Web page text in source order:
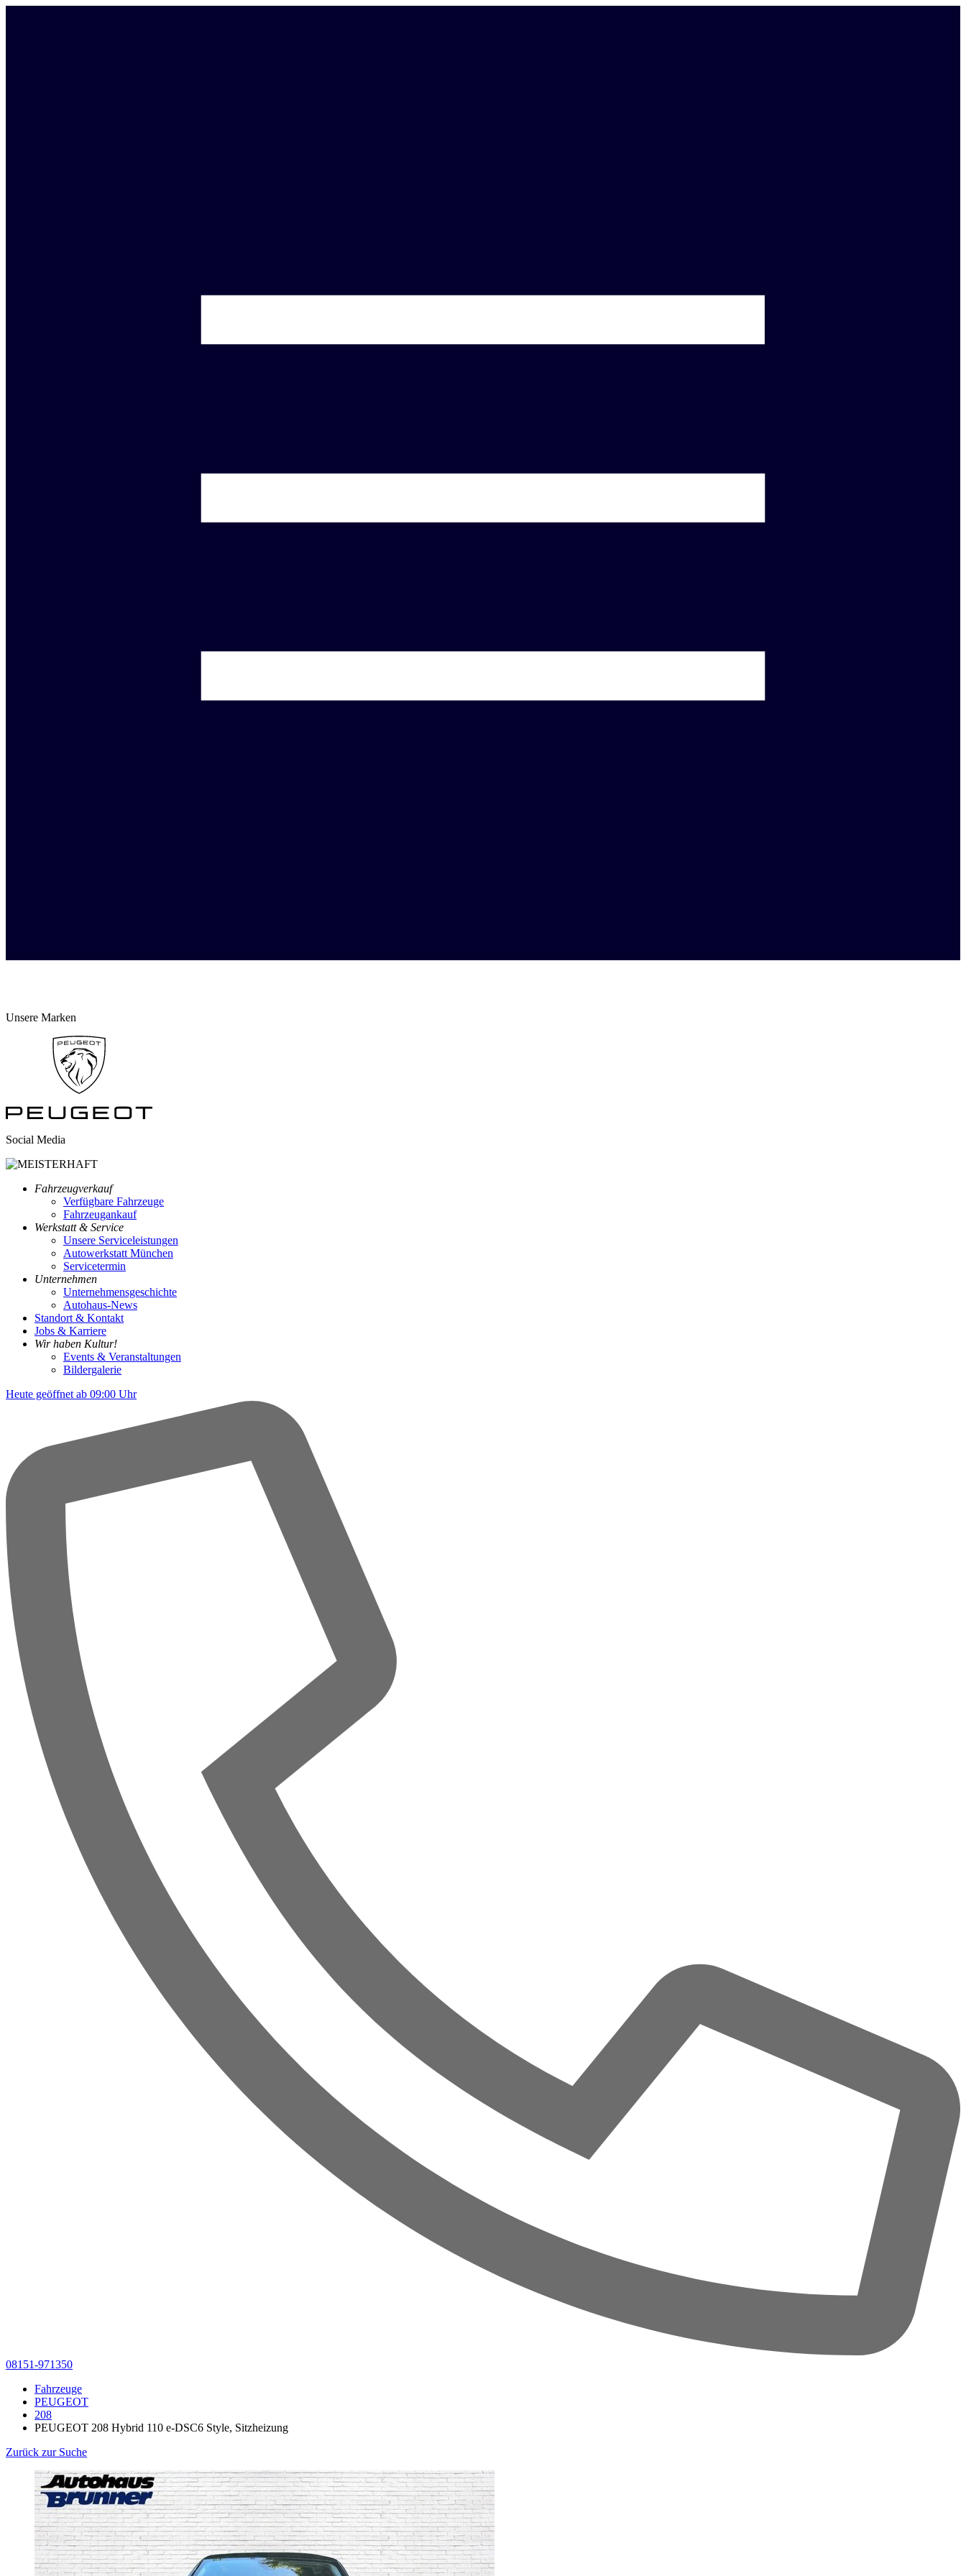
Unsere Marken
Social Media
Fahrzeugverkauf
Verfügbare Fahrzeuge
Fahrzeugankauf
Werkstatt & Service
Unsere Serviceleistungen
Autowerkstatt München
Servicetermin
Unternehmen
Unternehmensgeschichte
Autohaus-News
Standort & Kontakt
Jobs & Karriere
Wir haben Kultur!
Events & Veranstaltungen
Bildergalerie
Heute geöffnet ab 09:00 Uhr
08151-971350
Fahrzeuge
PEUGEOT
208
PEUGEOT 208 Hybrid 110 e-DSC6 Style, Sitzheizung
Zurück zur Suche